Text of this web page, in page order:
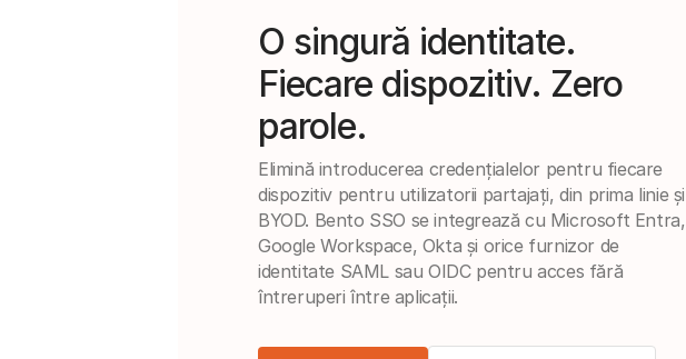
O singură identitate.
Fiecare dispozitiv. Zero
parole.
Elimină introducerea credențialelor pentru fiecare
dispozitiv pentru utilizatorii partajați, din prima linie și
BYOD. Bento SSO se integrează cu Microsoft Entra,
Google Workspace, Okta și orice furnizor de
identitate SAML sau OIDC pentru acces fără
întreruperi între aplicații.